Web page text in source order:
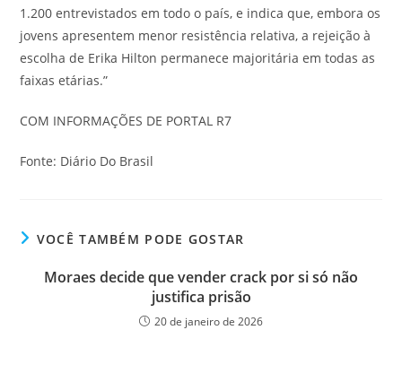
1.200 entrevistados em todo o país, e indica que, embora os
jovens apresentem menor resistência relativa, a rejeição à
escolha de Erika Hilton permanece majoritária em todas as
faixas etárias.”⁣
COM INFORMAÇÕES DE PORTAL R7
Fonte: Diário Do Brasil
VOCÊ TAMBÉM PODE GOSTAR
Moraes decide que vender crack por si só não
justifica prisão
20 de janeiro de 2026